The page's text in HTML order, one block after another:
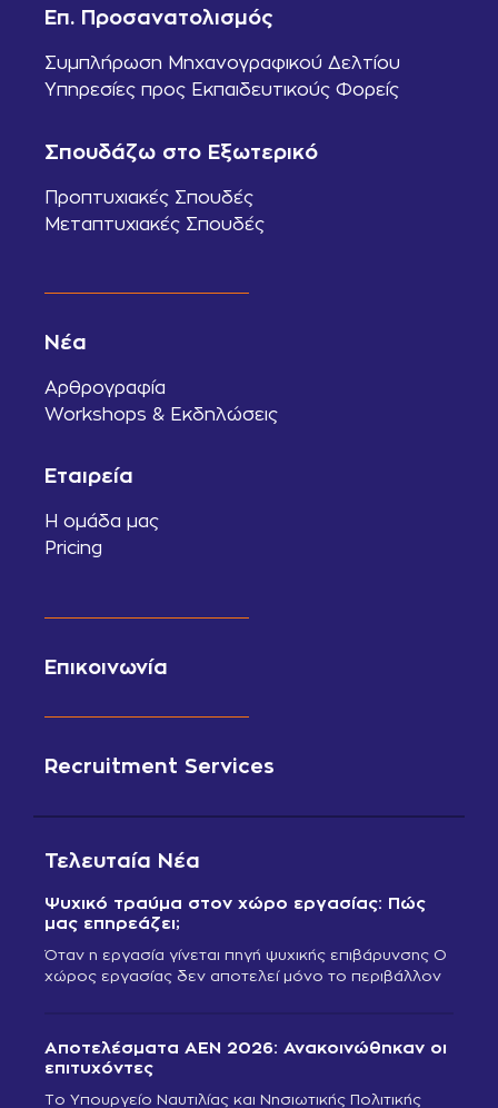
Επ. Προσανατολισμός
Συμπλήρωση Μηχανογραφικού Δελτίου
Υπηρεσίες προς Εκπαιδευτικούς Φορείς
Σπουδάζω στο Εξωτερικό
Προπτυχιακές Σπουδές
Μεταπτυχιακές Σπουδές
Νέα
Αρθρογραφία
Workshops & Εκδηλώσεις
Εταιρεία
Η ομάδα μας
Pricing
Επικοινωνία
Recruitment Services
Τελευταία Νέα
Ψυχικό τραύμα στον χώρο εργασίας: Πώς
μας επηρεάζει;
Όταν η εργασία γίνεται πηγή ψυχικής επιβάρυνσης Ο
χώρος εργασίας δεν αποτελεί μόνο το περιβάλλον
Αποτελέσματα ΑΕΝ 2026: Ανακοινώθηκαν οι
επιτυχόντες
Το Υπουργείο Ναυτιλίας και Νησιωτικής Πολιτικής